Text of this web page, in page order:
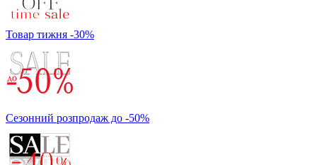
Товар тижня -30%
Сезонний розпродаж до -50%